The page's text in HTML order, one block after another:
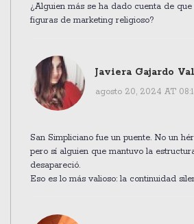
¿Alguien más se ha dado cuenta de que
figuras de marketing religioso?
Javiera Gajardo
agosto 20, 2024 AT
San Simpliciano fue un puente. No un
pero sí alguien que mantuvo la
desapareció.
Eso es lo más valioso: la continuidad